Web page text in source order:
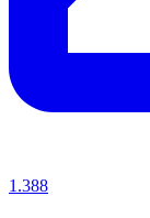
1.388